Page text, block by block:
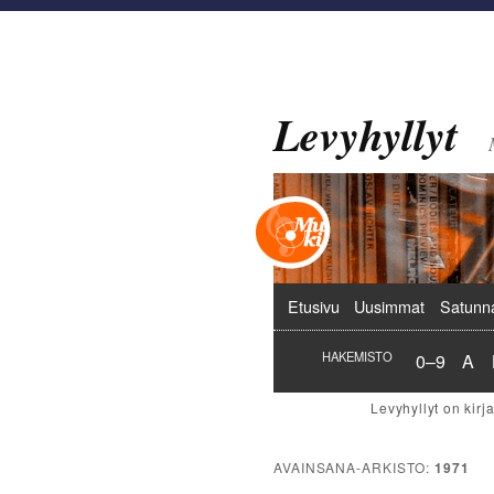
Levyhyllyt
Päävalikko
Etusivu Uusimmat
HAKEMISTO 0–9 A
AVAINSANA-ARKISTO:1971